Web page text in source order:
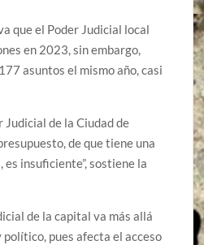
que el Poder Judicial local
en 2023, sin embargo,
asuntos el mismo año, casi
Judicial de la Ciudad de
de que tiene una
insuficiente”, sostiene la
de la capital va más allá
pues afecta el acceso